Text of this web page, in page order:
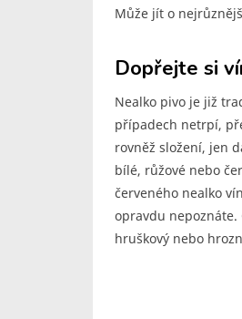
Může jít o
Dopřejte si
Nealko pivo je již
případech netrpí,
rovněž složení, jen
bílé, růžové nebo
červeného nealko
opravdu nepoznáte.
hruškový nebo